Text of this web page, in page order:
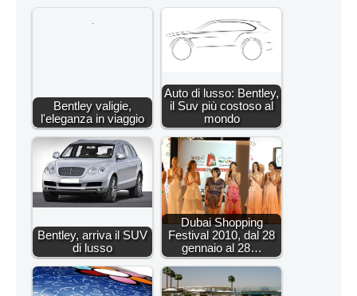
Bentley valigie,
l'eleganza in viaggio
Auto di lusso: Bentley,
il Suv più costoso al
mondo
Bentley, arriva il SUV
di lusso
Dubai Shopping
Festival 2010, dal 28
gennaio al 28…